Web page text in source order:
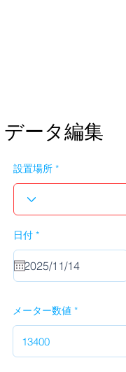
データ編集
設置場所
日付 *r
q
u
i
r
メーター数値